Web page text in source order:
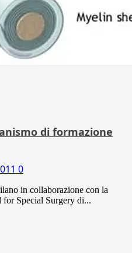
di formazione
0
in collaborazione con la
Special Surgery di...